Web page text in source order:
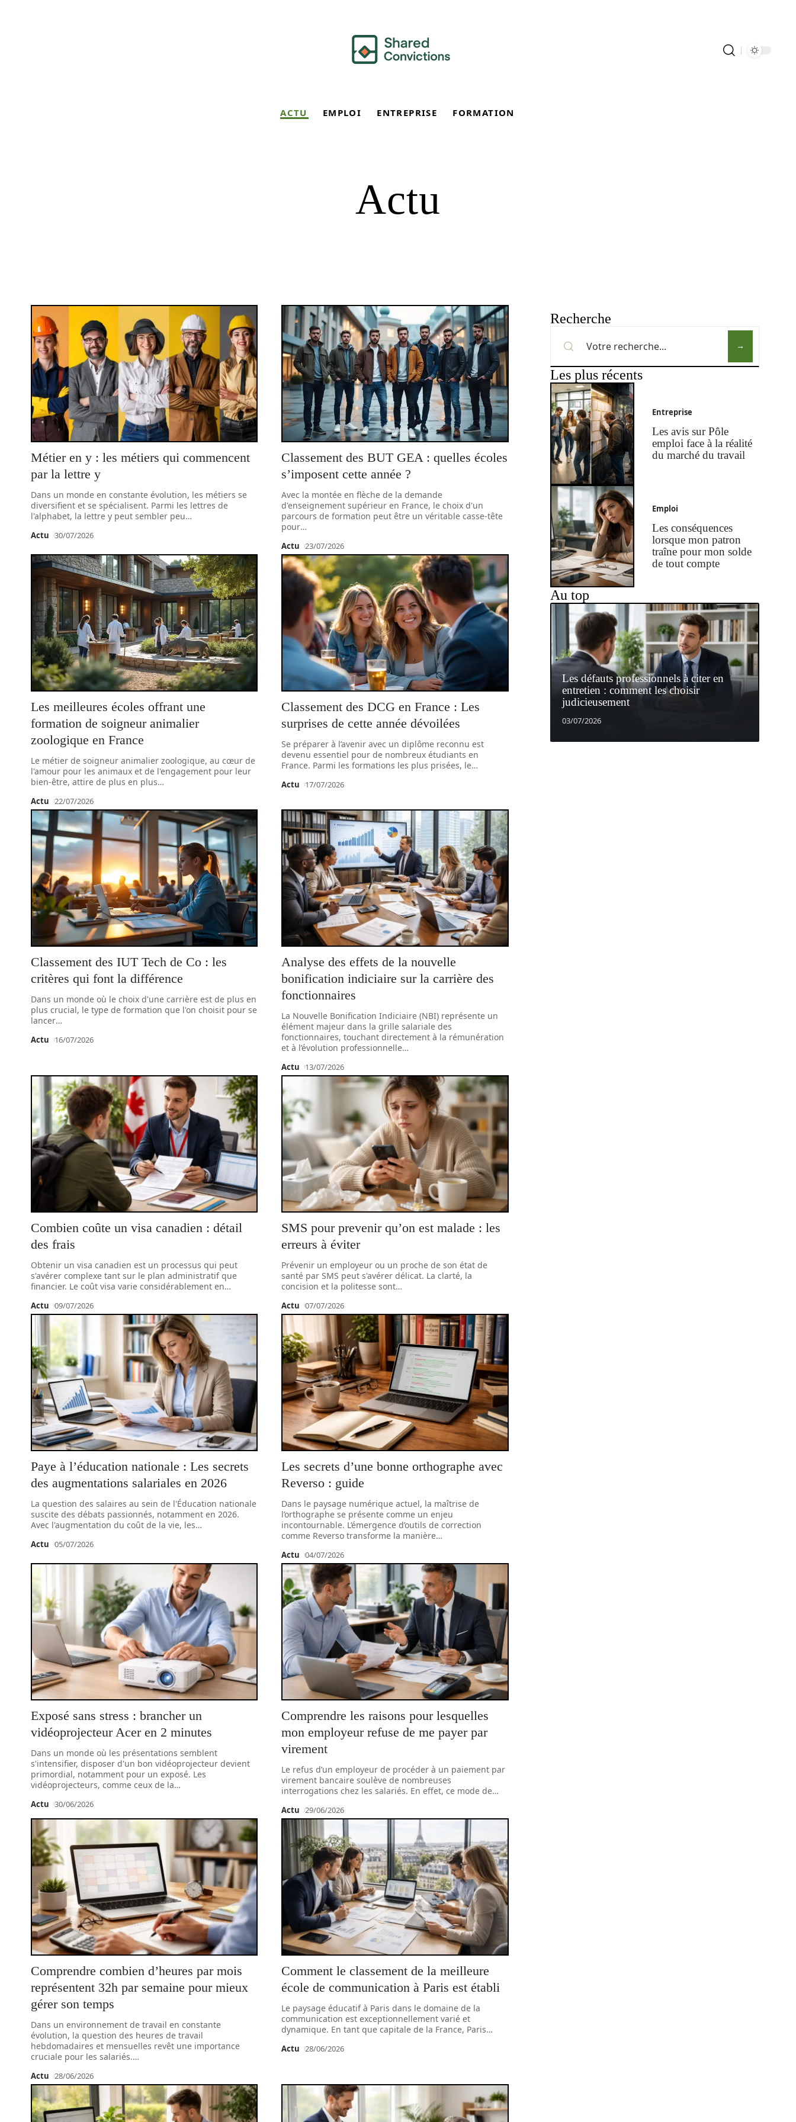
ACTU EMPLOI ENTREPRISE FORMATION
Actu
Métier en y : les métiers qui commencent
par la lettre y
Dans un monde en constante évolution, les métiers se
diversifient et se spécialisent. Parmi les lettres de
l'alphabet, la lettre y peut sembler peu…
Actu 30/07/2026
Classement des BUT GEA : quelles écoles
s’imposent cette année ?
Avec la montée en flèche de la demande
d'enseignement supérieur en France, le choix d'un
parcours de formation peut être un véritable casse-tête
pour…
Actu 23/07/2026
Les meilleures écoles offrant une
formation de soigneur animalier
zoologique en France
Le métier de soigneur animalier zoologique, au cœur de
l'amour pour les animaux et de l'engagement pour leur
bien-être, attire de plus en plus…
Actu 22/07/2026
Classement des DCG en France : Les
surprises de cette année dévoilées
Se préparer à l’avenir avec un diplôme reconnu est
devenu essentiel pour de nombreux étudiants en
France. Parmi les formations les plus prisées, le…
Actu 17/07/2026
Classement des IUT Tech de Co : les
critères qui font la différence
Dans un monde où le choix d'une carrière est de plus en
plus crucial, le type de formation que l'on choisit pour se
lancer…
Actu 16/07/2026
Analyse des effets de la nouvelle
bonification indiciaire sur la carrière des
fonctionnaires
La Nouvelle Bonification Indiciaire (NBI) représente un
élément majeur dans la grille salariale des
fonctionnaires, touchant directement à la rémunération
et à l’évolution professionnelle…
Actu 13/07/2026
Combien coûte un visa canadien : détail
des frais
Obtenir un visa canadien est un processus qui peut
s'avérer complexe tant sur le plan administratif que
financier. Le coût visa varie considérablement en…
Actu 09/07/2026
SMS pour prevenir qu’on est malade : les
erreurs à éviter
Prévenir un employeur ou un proche de son état de
santé par SMS peut s'avérer délicat. La clarté, la
concision et la politesse sont…
Actu 07/07/2026
Paye à l’éducation nationale : Les secrets
des augmentations salariales en 2026
La question des salaires au sein de l'Éducation nationale
suscite des débats passionnés, notamment en 2026.
Avec l'augmentation du coût de la vie, les…
Actu 05/07/2026
Les secrets d’une bonne orthographe avec
Reverso : guide
Dans le paysage numérique actuel, la maîtrise de
l’orthographe se présente comme un enjeu
incontournable. L’émergence d’outils de correction
comme Reverso transforme la manière…
Actu 04/07/2026
Exposé sans stress : brancher un
vidéoprojecteur Acer en 2 minutes
Dans un monde où les présentations semblent
s'intensifier, disposer d'un bon vidéoprojecteur devient
primordial, notamment pour un exposé. Les
vidéoprojecteurs, comme ceux de la…
Actu 30/06/2026
Comprendre les raisons pour lesquelles
mon employeur refuse de me payer par
virement
Le refus d’un employeur de procéder à un paiement par
virement bancaire soulève de nombreuses
interrogations chez les salariés. En effet, ce mode de…
Actu 29/06/2026
Comprendre combien d’heures par mois
représentent 32h par semaine pour mieux
gérer son temps
Dans un environnement de travail en constante
évolution, la question des heures de travail
hebdomadaires et mensuelles revêt une importance
cruciale pour les salariés.…
Actu 28/06/2026
Comment le classement de la meilleure
école de communication à Paris est établi
Le paysage éducatif à Paris dans le domaine de la
communication est exceptionnellement varié et
dynamique. En tant que capitale de la France, Paris…
Actu 28/06/2026
Recherche
Les plus récents
Entreprise
Les avis sur Pôle
emploi face à la réalité
du marché du travail
Emploi
Les conséquences
lorsque mon patron
traîne pour mon solde
de tout compte
Au top
Les défauts professionnels à citer en
entretien : comment les choisir
judicieusement
03/07/2026